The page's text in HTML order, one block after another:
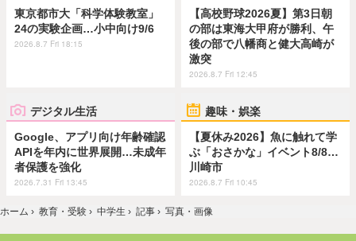
東京都市大「科学体験教室」
24の実験企画…小中向け9/6
2026.8.7 Fri 18:15
【高校野球2026夏】第3日朝
の部は東海大甲府が勝利、午
後の部で八幡商と健大高崎が
激突
2026.8.7 Fri 12:45
デジタル生活
Google、アプリ向け年齢確認
APIを年内に世界展開…未成年
者保護を強化
2026.7.31 Fri 13:45
趣味・娯楽
【夏休み2026】魚に触れて学
ぶ「おさかな」イベント8/8…
川崎市
2026.8.7 Fri 10:45
ホーム › 教育・受験 › 中学生 › 記事 › 写真・画像